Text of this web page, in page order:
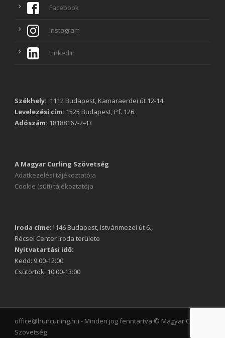
Facebook
Instagram
LinkedIn
Székhely: 1112 Budapest, Kamaraerdei út 12-14.
Levelezési cím: 1525 Budapest, Pf. 126.
Adószám: 18188167-2-43
A Magyar Curling Szövetség
Adatkezelési tájékoztatója
Cookie (süti) tájékoztatója
Iroda címe:1146 Budapest, Istvánmezei út 6.,
Récsei Center iroda területe
Nyitvatartási idő:
Kedd: 9:00-12:00
Csütörtök: 10:00-13:00
office@huncurling.hu - Minden jog fenntartva © Magyar Curling
Szövetség